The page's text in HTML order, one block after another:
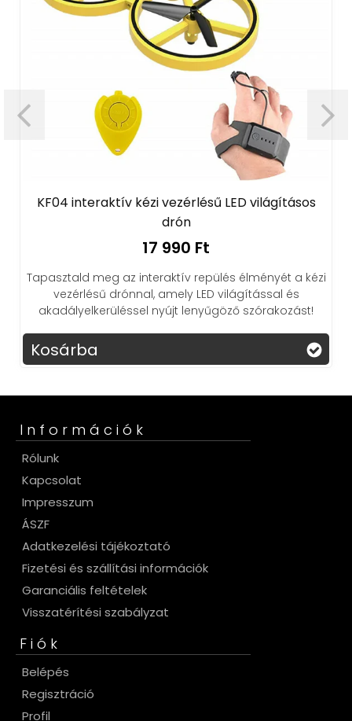
KF04 interaktív kézi vezérlésű LED világításos
drón
17 990 Ft
Tapasztald meg az interaktív repülés élményét a kézi
vezérlésű drónnal, amely LED világítással és
akadályelkerüléssel nyújt lenyűgöző szórakozást!
Kosárba
Információk
Rólunk
Kapcsolat
Impresszum
ÁSZF
Adatkezelési tájékoztató
Fizetési és szállítási információk
Garanciális feltételek
Visszatérítési szabályzat
Fiók
Belépés
Regisztráció
Profil